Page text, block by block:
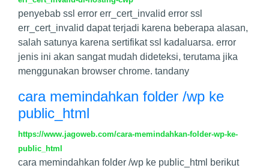
penyebab ssl error err_cert_invalid error ssl
err_cert_invalid dapat terjadi karena beberapa alasan,
salah satunya karena sertifikat ssl kadaluarsa. error
jenis ini akan sangat mudah dideteksi, terutama jika
menggunakan browser chrome. tandany
cara memindahkan folder /wp ke
public_html
https://www.jagoweb.com/cara-memindahkan-folder-wp-ke-
public_html
cara memindahkan folder /wp ke public_html berikut